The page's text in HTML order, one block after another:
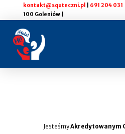
kontakt@squteczni.pl 691 204 031
100 Goleniów |
JesteśmyAkredytowanym